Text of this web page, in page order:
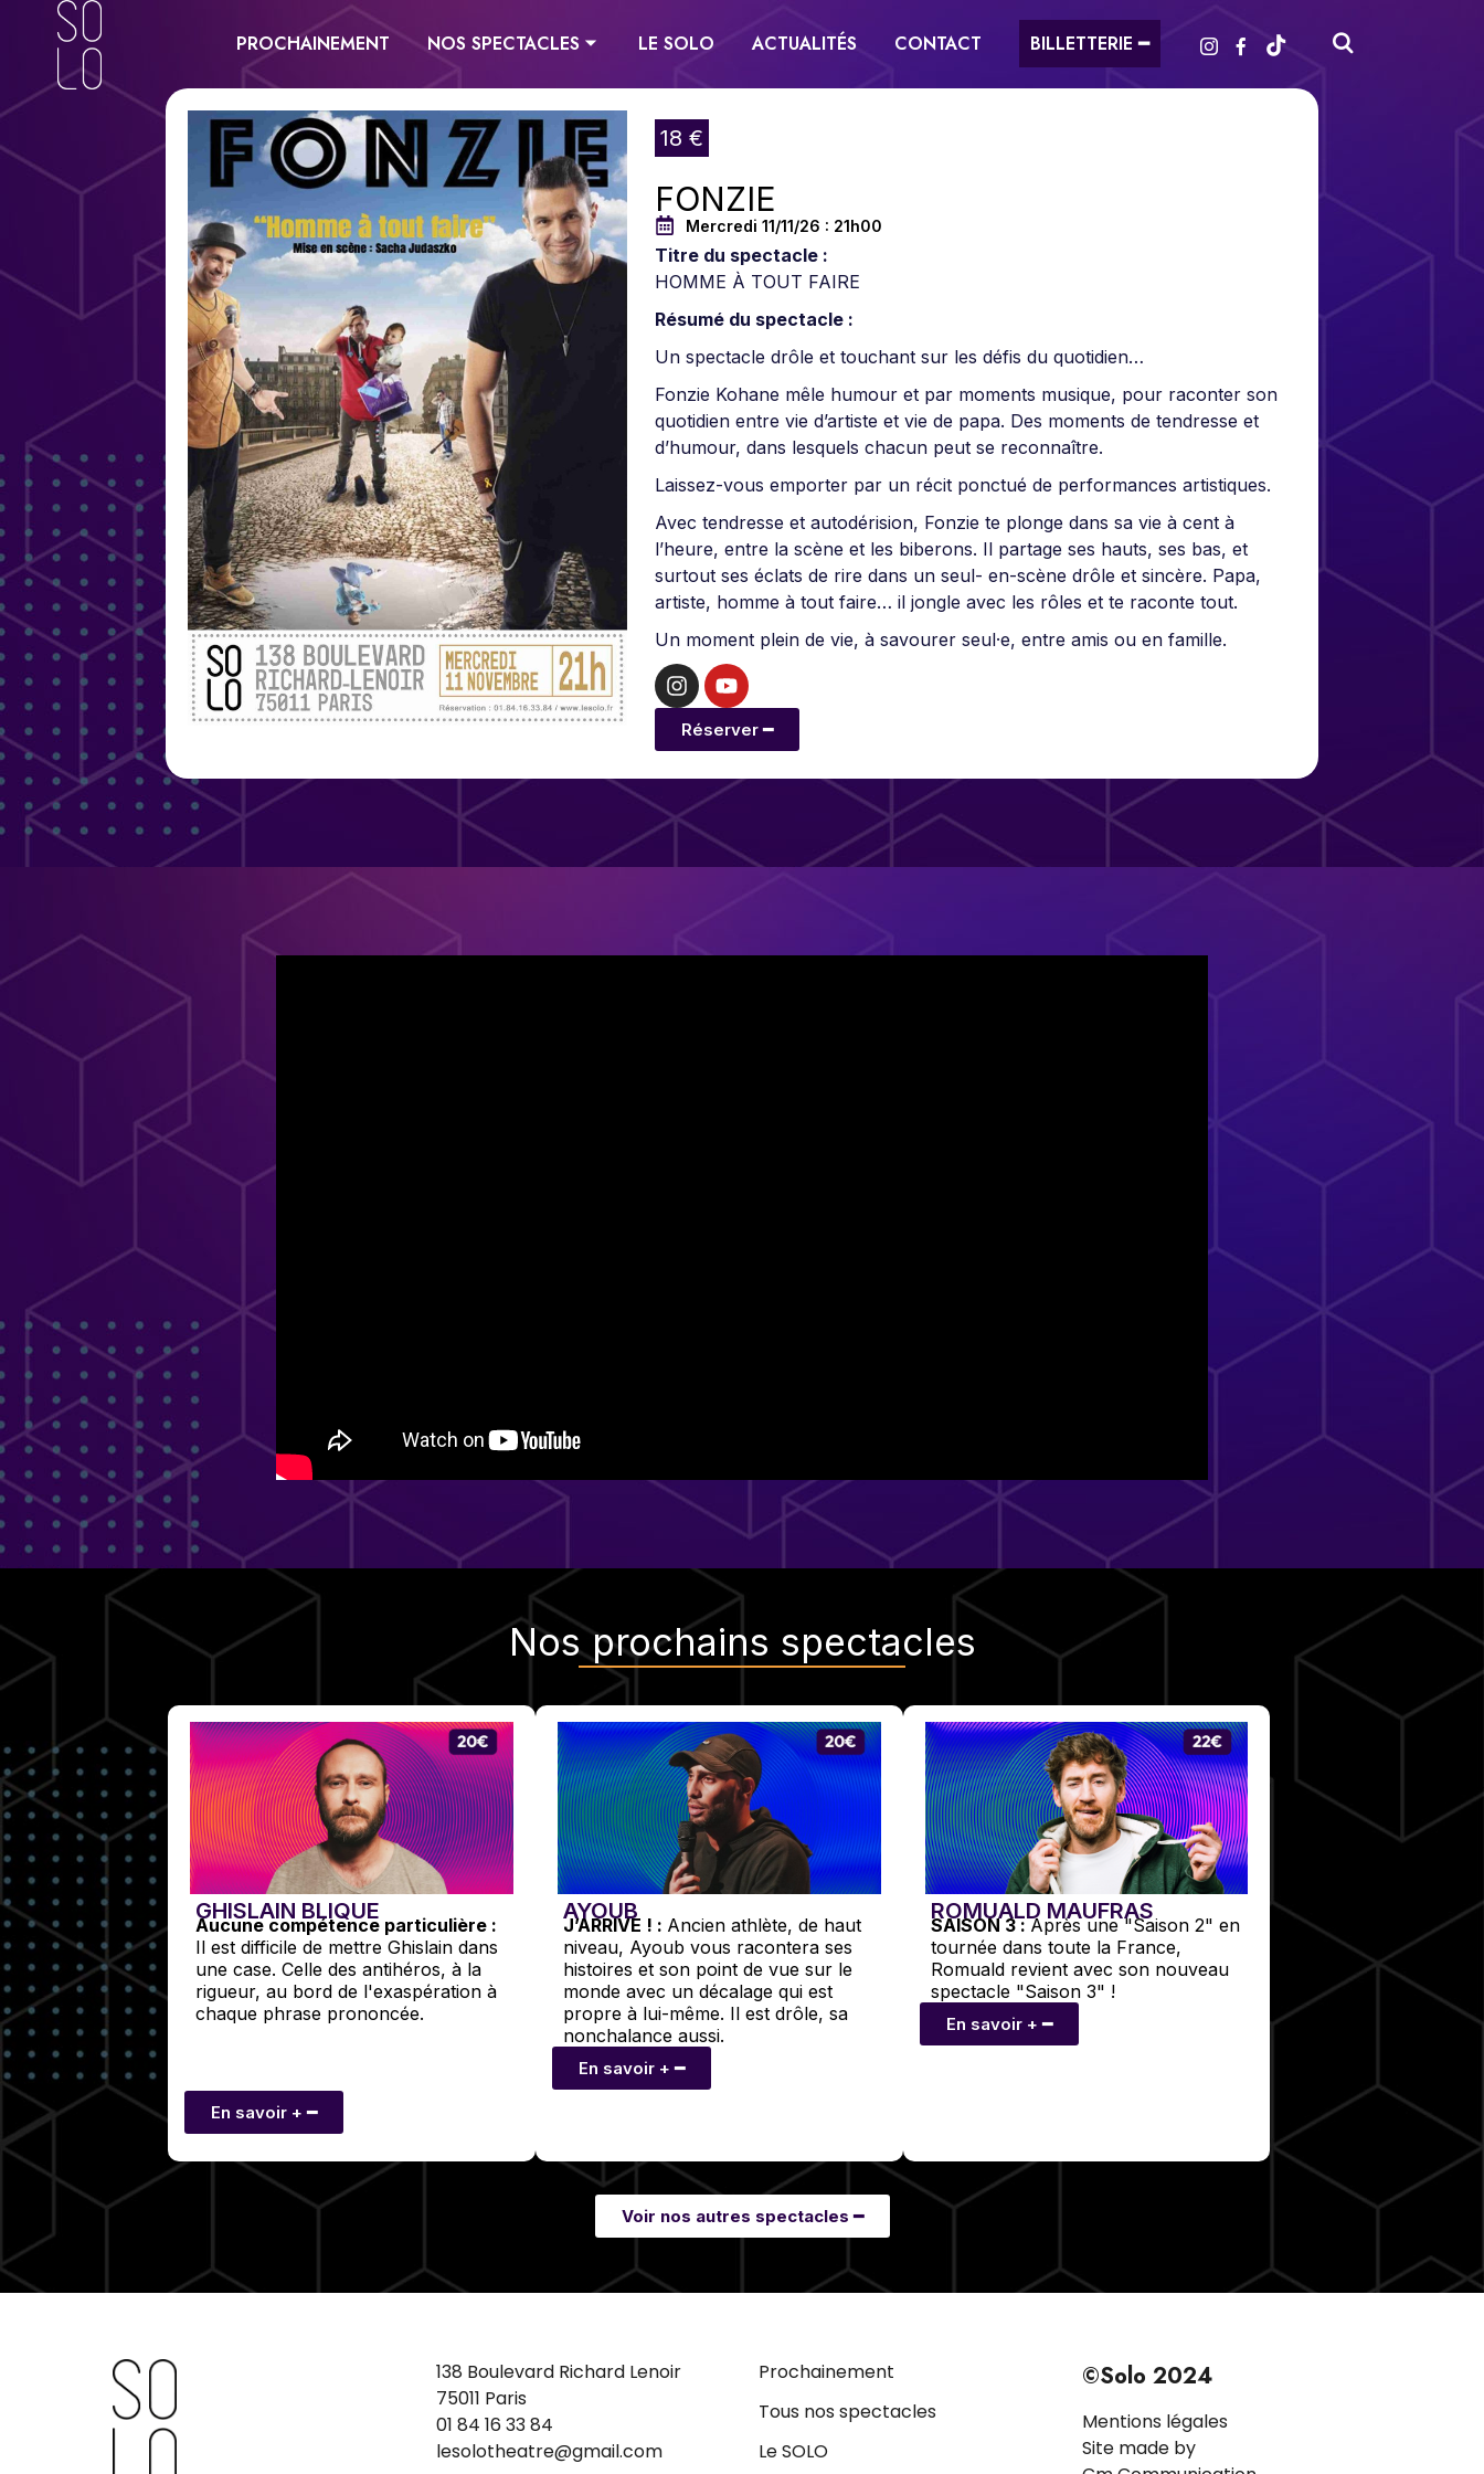
PROCHAINEMENT NOS SPECTACLES ⏷ LE SOLO ACTUALITÉS CONTACT BILLETTERIE ━
18 €
FONZIE
Mercredi 11/11/26 : 21h00
Titre du spectacle :
HOMME À TOUT FAIRE
Résumé du spectacle :
Un spectacle drôle et touchant sur les défis du quotidien…
Fonzie Kohane mêle humour et par moments musique, pour raconter son
quotidien entre vie d’artiste et vie de papa. Des moments de tendresse et
d’humour, dans lesquels chacun peut se reconnaître.
Laissez-vous emporter par un récit ponctué de performances artistiques.
Avec tendresse et autodérision, Fonzie te plonge dans sa vie à cent à
l’heure, entre la scène et les biberons. Il partage ses hauts, ses bas, et
surtout ses éclats de rire dans un seul- en-scène drôle et sincère. Papa,
artiste, homme à tout faire… il jongle avec les rôles et te raconte tout.
Un moment plein de vie, à savourer seul·e, entre amis ou en famille.
Réserver ━
Nosprochains spectacles
GHISLAIN BLIQUE
Aucune compétence particulière :
Il est difficile de mettre Ghislain dans
une case. Celle des antihéros, à la
rigueur, au bord de l'exaspération à
chaque phrase prononcée.
En savoir + ━
AYOUB
J’ARRIVE ! : Ancien athlète, de haut
niveau, Ayoub vous racontera ses
histoires et son point de vue sur le
monde avec un décalage qui est
propre à lui-même. Il est drôle, sa
nonchalance aussi.
En savoir + ━
ROMUALD MAUFRAS
SAISON 3 :Après une "Saison 2" en
tournée dans toute la France,
Romuald revient avec son nouveau
spectacle "Saison 3" !
En savoir + ━
Voir nos autres spectacles ━
138 Boulevard Richard Lenoir
75011 Paris
01 84 16 33 84
lesolotheatre@gmail.com
Prochainement
Tous nos spectacles
Le SOLO
©Solo 2024
Mentions légales
Site made by